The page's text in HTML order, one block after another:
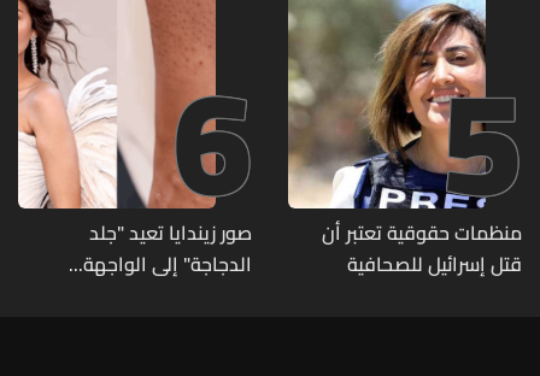
5
منظمات حقوقية تعتبر أن
قتل إسرائيل للصحافية
6
صور زيندايا تعيد "جلد
الدجاجة" إلى الواجهة...